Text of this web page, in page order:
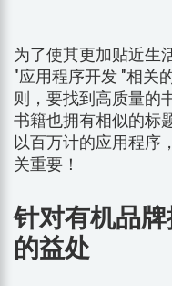
为了使其更加贴近生
"应用程序开发 "相关
则，要找到高质量的
书籍也拥有相似的标
以百万计的应用程序
关重要！
针对有机品
的益处